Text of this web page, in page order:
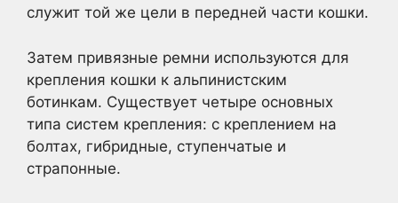
служит той же цели в передней части кошки.
Затем привязные ремни используются для
крепления кошки к альпинистским
ботинкам. Существует четыре основных
типа систем крепления: с креплением на
болтах, гибридные, ступенчатые и
страпонные.